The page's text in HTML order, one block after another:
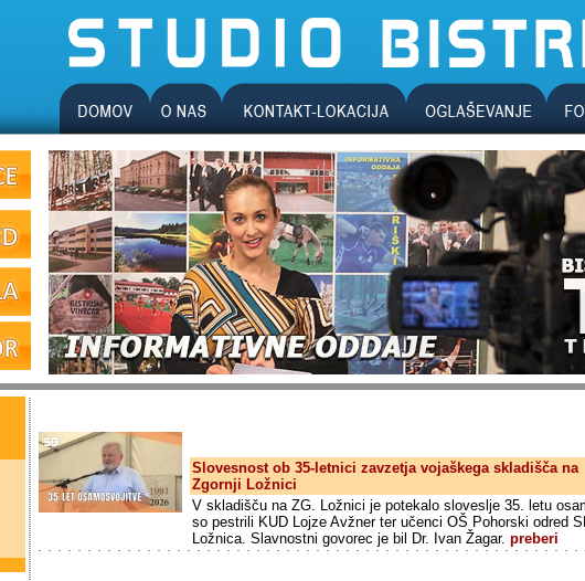
Slovesnost ob 35-letnici zavzetja vojaškega skladišča na
Zgornji Ložnici
V skladišču na ZG. Ložnici je potekalo sloveslje 35. letu
so pestrili KUD Lojze Avžner ter učenci OŠ Pohorski odred
Ložnica. Slavnostni govorec je bil Dr. Ivan Žagar. preberi